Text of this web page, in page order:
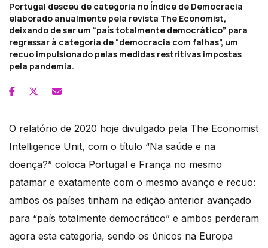
Portugal desceu de categoria no Índice de Democracia
elaborado anualmente pela revista The Economist,
deixando de ser um “país totalmente democrático” para
regressar à categoria de “democracia com falhas”, um
recuo impulsionado pelas medidas restritivas impostas
pela pandemia.
O relatório de 2020 hoje divulgado pela The Economist
Intelligence Unit, com o título “Na saúde e na
doença?” coloca Portugal e França no mesmo
patamar e exatamente com o mesmo avanço e recuo:
ambos os países tinham na edição anterior avançado
para “país totalmente democrático” e ambos perderam
agora esta categoria, sendo os únicos na Europa